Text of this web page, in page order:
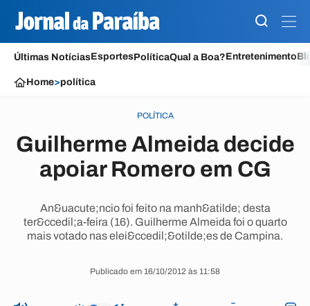
Últimas NotíciasEsportesPolíticaQual a Boa?Entretenimento
Home>política
POLÍTICA
Guilherme Almeida decide
apoiar Romero em CG
An&uacute;ncio foi feito na manh&atilde; desta
ter&ccedil;a-feira (16). Guilherme Almeida foi o quarto
mais votado nas elei&ccedil;&otilde;es de Campina.
Publicado em 16/10/2012 às 11:58